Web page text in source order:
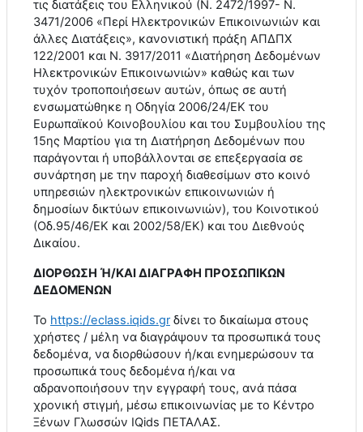
τις διατάξεις του Ελληνικού (Ν. 2472/1997- Ν.
3471/2006 «Περί Ηλεκτρονικών Επικοινωνιών και
άλλες Διατάξεις», κανονιστική πράξη ΑΠΔΠΧ
122/2001 και Ν. 3917/2011 «Διατήρηση Δεδομένων
Ηλεκτρονικών Επικοινωνιών» καθώς και των
τυχόν τροποποιήσεων αυτών, όπως σε αυτή
ενσωματώθηκε η Οδηγία 2006/24/ΕΚ του
Ευρωπαϊκού Κοινοβουλίου και του Συμβουλίου της
15ης Μαρτίου για τη Διατήρηση Δεδομένων που
παράγονται ή υποβάλλονται σε επεξεργασία σε
συνάρτηση με την παροχή διαθεσίμων στο κοινό
υπηρεσιών ηλεκτρονικών επικοινωνιών ή
δημοσίων δικτύων επικοινωνιών), του Κοινοτικού
(Οδ.95/46/ΕΚ και 2002/58/ΕΚ) και του Διεθνούς
Δικαίου.
ΔΙΟΡΘΩΣΗ Ή/ΚΑΙ ΔΙΑΓΡΑΦΗ ΠΡΟΣΩΠΙΚΩΝ
ΔΕΔΟΜΕΝΩΝ
Το https://eclass.iqids.grδίνει το δικαίωμα στους
χρήστες / μέλη να διαγράψουν τα προσωπικά τους
δεδομένα, να διορθώσουν ή/και ενημερώσουν τα
προσωπικά τους δεδομένα ή/και να
αδρανοποιήσουν την εγγραφή τους, ανά πάσα
χρονική στιγμή, μέσω επικοινωνίας με το Κέντρο
Ξένων Γλωσσών IQids ΠΕΤΑΛΑΣ.